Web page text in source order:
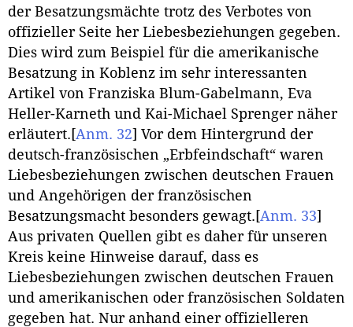
der Besatzungsmächte trotz des Verbotes von
offizieller Seite her Liebesbeziehungen gegeben.
Dies wird zum Beispiel für die amerikanische
Besatzung in Koblenz im sehr interessanten
Artikel von Franziska Blum-Gabelmann, Eva
Heller-Karneth und Kai-Michael Sprenger näher
erläutert. [Anm. 32] Vor dem Hintergrund der
deutsch-französischen „Erbfeindschaft“ waren
Liebesbeziehungen zwischen deutschen Frauen
und Angehörigen der französischen
Besatzungsmacht besonders gewagt. [Anm. 33]
Aus privaten Quellen gibt es daher für unseren
Kreis keine Hinweise darauf, dass es
Liebesbeziehungen zwischen deutschen Frauen
und amerikanischen oder französischen Soldaten
gegeben hat. Nur anhand einer offizielleren